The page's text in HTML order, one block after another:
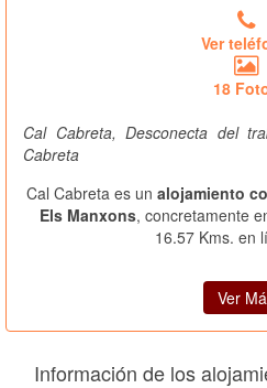
Ver
18
Cal Cabreta, Desconecta del
Cabreta
Cal Cabreta es un alojamiento
Els Manxons, concretamente
16.57 Kms. en
Ver
Información de los